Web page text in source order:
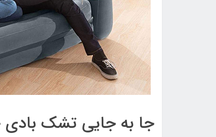
جا به جایی تشک بادی